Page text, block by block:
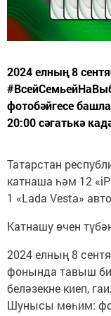
2024 елның 8
фотобәйгесе
20:00 сәгатькә
Татарстан
катнаша һәм 12
1 «Lada Vesta»
Катнашу өчен
2024 елның 8
фонында тавыш
беләзекне киеп,
Шунысы мөһим: